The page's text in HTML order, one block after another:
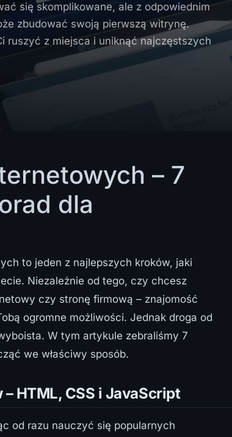
się skomplikowane, ale z odpowiednim
zbudować swoją pierwszą witrynę.
ruszyć z miejsca i uniknąć najczęstszych
– 7
dla
to jeden z najlepszych kroków, jaki
Niezależnie od tego, czy chcesz
czy stronę firmową – znajomość
ogromne możliwości. Jednak droga od
W tym artykule zebraliśmy 7
we właściwy sposób.
HTML, CSS i JavaScript
od razu nauczyć się popularnych